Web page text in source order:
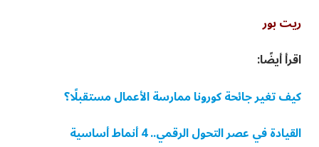
ريت بور
اقرأ أيضًا:
كيف تغير جائحة كورونا ممارسة الأعمال مستقبلًا؟
القيادة في عصر التحول الرقمي.. 4 أنماط أساسية